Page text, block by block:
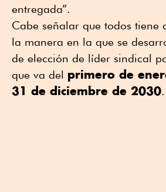
entregada”.
Cabe señalar que todos tiene
la manera en la que se
de elección de líder sindical
que va del primero de
31 de diciembre de 2030.